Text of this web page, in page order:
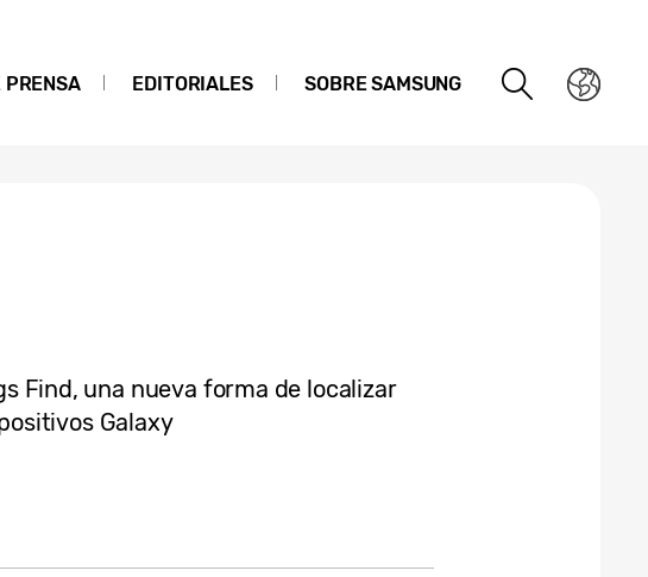
PRENSA EDITORIALES SOBRE SAMSUNG
Find, una nueva forma de localizar
Galaxy